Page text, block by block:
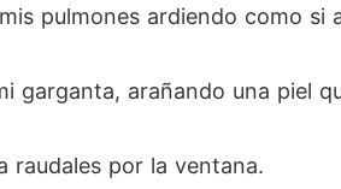
pulmones ardiendo como
garganta, arañando una piel
raudales por la ventana.